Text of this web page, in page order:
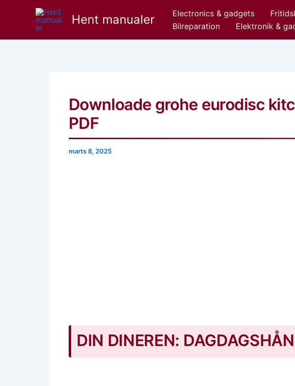
Hent manualer Electronics & gadgets
Bilreparation
Elektronik &
Downloade grohe eurodisc
PDF
marts 8, 2025
DIN DINEREN: